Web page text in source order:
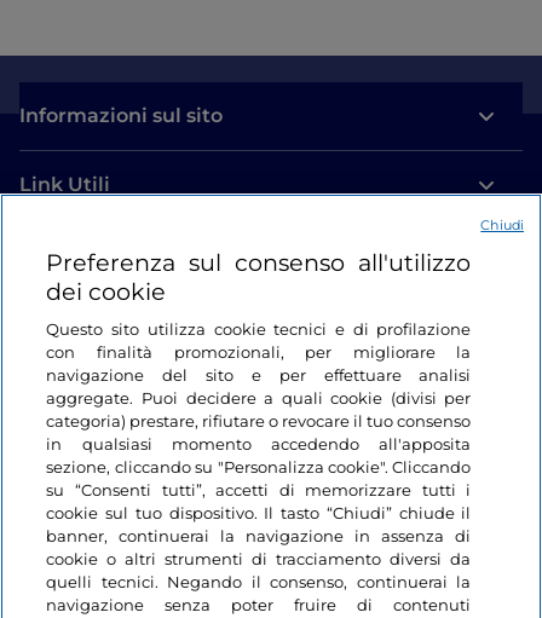
Informazioni sul sito
Link Utili
Login
Restiamo in contatto
Preferenza sul consenso all'utilizzo
dei cookie
Questo sito utilizza cookie tecnici e di profilazione
con finalità promozionali, per migliorare la
navigazione del sito e per effettuare analisi
aggregate. Puoi decidere a quali cookie (divisi per
categoria) prestare, rifiutare o revocare il tuo consenso
in qualsiasi momento accedendo all'apposita
sezione, cliccando su "Personalizza cookie". Cliccando
su “Consenti tutti”, accetti di memorizzare tutti i
cookie sul tuo dispositivo. Il tasto “Chiudi” chiude il
banner, continuerai la navigazione in assenza di
cookie o altri strumenti di tracciamento diversi da
quelli tecnici. Negando il consenso, continuerai la
navigazione senza poter fruire di contenuti
Chiudi